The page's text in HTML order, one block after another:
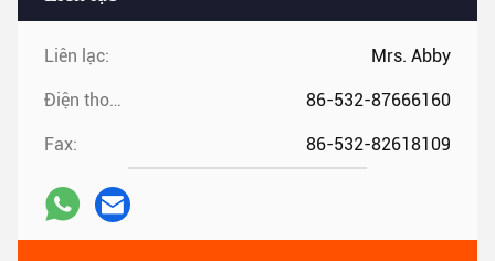
Liên lạc: Mrs. Abby
Điện thoại: 86-532-87666160
Fax: 86-532-82618109